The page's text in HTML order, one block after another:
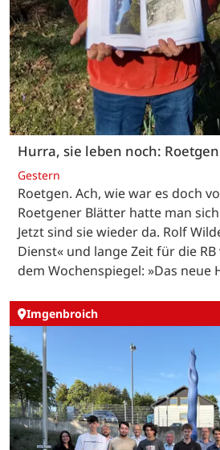
Hurra, sie leben noch:
Gestern
Roetgen. Ach, wie war es doch
Roetgener Blätter hatte man
Jetzt sind sie wieder da. Rolf
Dienst« und lange Zeit für die
dem Wochenspiegel: »Das neue
Imgenbroich